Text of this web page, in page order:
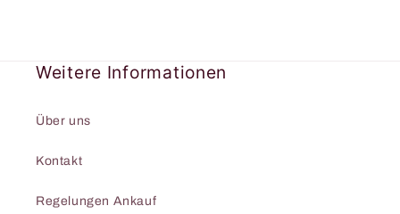
Weitere Informationen
Über uns
Kontakt
Regelungen Ankauf